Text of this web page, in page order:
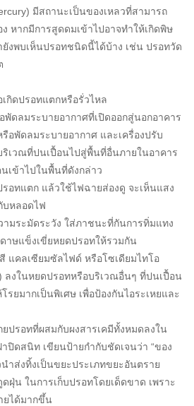
มีสถานะเป็นของเหลวที่สามารถ
หากมีการสูดดมเข้าไปอาจทำให้เกิดพิษ
ยังพบเห็นปรอทชนิดนี้ได้บ้าง เช่น ปรอทวัด
กิดปรอทแตกหรือรั่วไหล
พัดลมระบายอากาศที่เปิดออกสู่นอกอาคาร
อพัดลมระบายอากาศ และเครื่องปรับ
ริเวณที่ปนเปื้อนไปสู่พื้นที่อื่นภายในอาคาร
เข้าไปในพื้นที่ดังกล่าว
อทแตก แล้วใช้ไฟฉายส่องดู จะเห็นแสง
บหลอดไฟ
ามระมัดระวัง ใส่ภาชนะที่กันการทิ่มแทง
าษแข็งเขี่ยหยดปรอทให้รวมกัน
แคลเซียมซัลไฟด์ หรือโซเดียมไทโอ
ลงในหยดปรอทหรือบริเวณอื่นๆ ที่ปนเปื้อน
ยมากเป็นพิเศษ เพื่อป้องกันไอระเหยและ
ปรอทที่ผสมกับผงสารเคมีทั้งหมดลงใน
ปิดสนิท เขียนป้ายกำกับชัดเจนว่า “ของ
ำส่งทิ้งเป็นขยะประเภทขยะอันตราย
ฝุ่น ในการเก็บปรอทโดยเด็ดขาด เพราะ
ยได้มากขึ้น